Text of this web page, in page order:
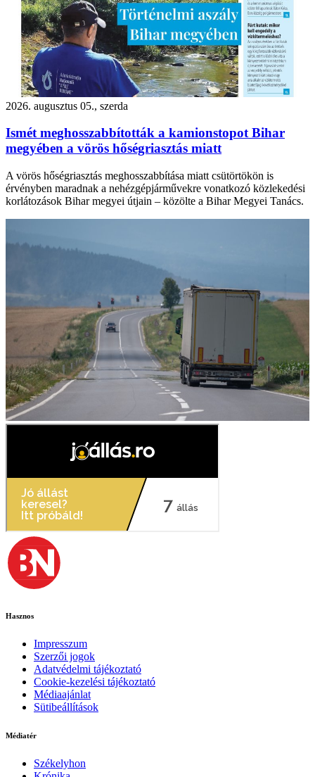
2026. augusztus 05., szerda
Ismét meghosszabbították a kamionstopot Bihar
megyében a vörös hőségriasztás miatt
A vörös hőségriasztás meghosszabbítása miatt csütörtökön is
érvényben maradnak a nehézgépjárművekre vonatkozó közlekedési
korlátozások Bihar megyei útjain – közölte a Bihar Megyei Tanács.
Hasznos
Impresszum
Szerzői jogok
Adatvédelmi tájékoztató
Cookie-kezelési tájékoztató
Médiaajánlat
Sütibeállítások
Médiatér
Székelyhon